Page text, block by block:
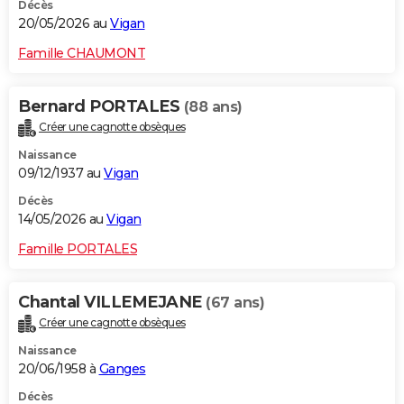
Décès
20/05/2026 au Vigan
Famille CHAUMONT
Bernard PORTALES (88 ans)
Créer une cagnotte obsèques
Naissance
09/12/1937 au Vigan
Décès
14/05/2026 au Vigan
Famille PORTALES
Chantal VILLEMEJANE (67 ans)
Créer une cagnotte obsèques
Naissance
20/06/1958 à Ganges
Décès